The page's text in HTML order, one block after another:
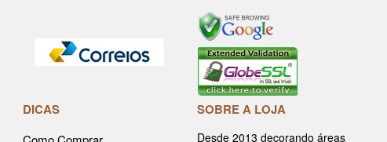
DICAS SOBRE A LOJA
Desde 2013 decorando áreas